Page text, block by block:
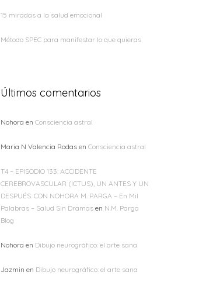
15 miradas a la salud emocional
Método SPEC para manifestar lo que quieras
Últimos comentarios
Nohora en Consciencia astral
Maria N Valencia Rodasen Consciencia astral
T4 – EPISODIO 133: ACCIDENTE
CEREBROVASCULAR (ICTUS), UN ANTES Y UN
DESPUÉS. CON NOHORA M. PARGA – En Mil
Palabras – Salud Sin Dramasen N.M. Parga
Blog
Nohora en Dibujo neurográfico: el arte sana
Jazmin en Dibujo neurográfico: el arte sana